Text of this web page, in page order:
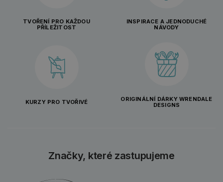
TVOŘENÍ PRO KAŽDOU
PŘÍLEŽITOST
INSPIRACE A JEDNODUCHÉ
NÁVODY
KURZY PRO TVOŘIVÉ
ORIGINÁLNÍ DÁRKY WRENDALE
DESIGNS
Značky, které zastupujeme